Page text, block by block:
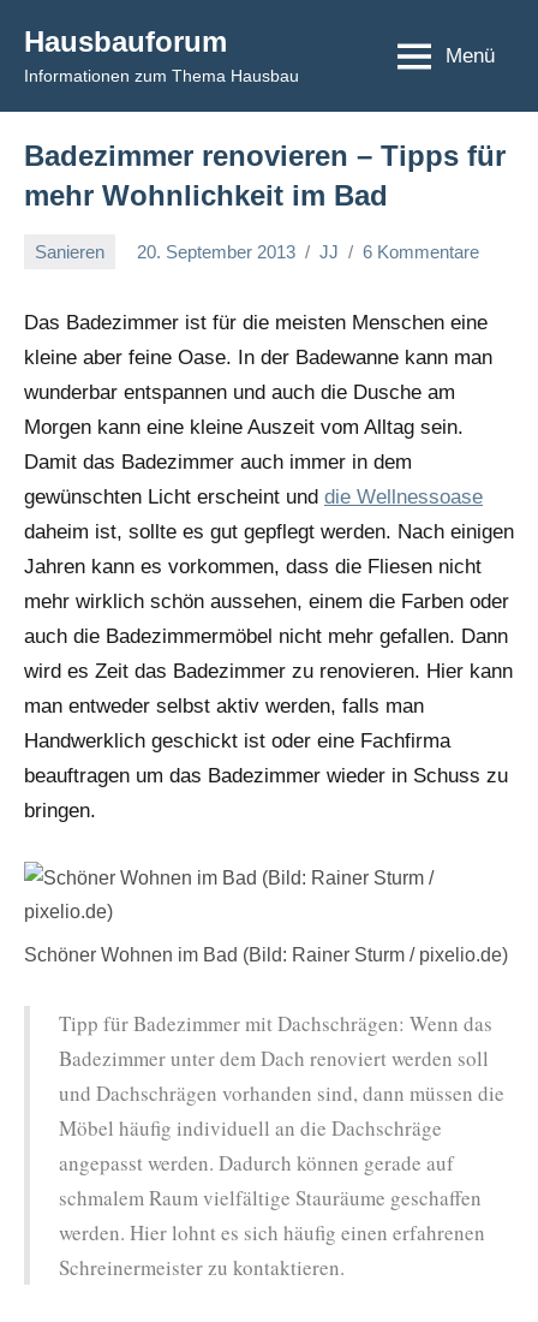
Inhalt
springen
Hausbauforum
Informationen zum Thema Hausbau
Menü
Badezimmer renovieren – Tipps für
mehr Wohnlichkeit im Bad
Sanieren 20. September 2013 JJ 6 Kommentare
Das Badezimmer ist für die meisten Menschen eine
kleine aber feine Oase. In der Badewanne kann man
wunderbar entspannen und auch die Dusche am
Morgen kann eine kleine Auszeit vom Alltag sein.
Damit das Badezimmer auch immer in dem
gewünschten Licht erscheint und die Wellnessoase
daheim ist, sollte es gut gepflegt werden. Nach einigen
Jahren kann es vorkommen, dass die Fliesen nicht
mehr wirklich schön aussehen, einem die Farben oder
auch die Badezimmermöbel nicht mehr gefallen. Dann
wird es Zeit das Badezimmer zu renovieren. Hier kann
man entweder selbst aktiv werden, falls man
Handwerklich geschickt ist oder eine Fachfirma
beauftragen um das Badezimmer wieder in Schuss zu
bringen.
Schöner Wohnen im Bad (Bild: Rainer Sturm / pixelio.de)
Tipp für Badezimmer mit Dachschrägen: Wenn das
Badezimmer unter dem Dach renoviert werden soll
und Dachschrägen vorhanden sind, dann müssen die
Möbel häufig individuell an die Dachschräge
angepasst werden. Dadurch können gerade auf
schmalem Raum vielfältige Stauräume geschaffen
werden. Hier lohnt es sich häufig einen erfahrenen
Schreinermeister zu kontaktieren.